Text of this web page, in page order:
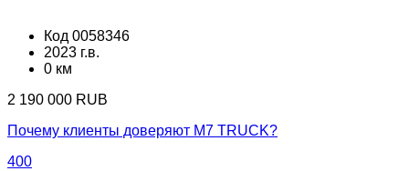
Код 0058346
2023 г.в.
0 км
2 190 000 RUB
Почему клиенты доверяют М7 TRUCK?
400